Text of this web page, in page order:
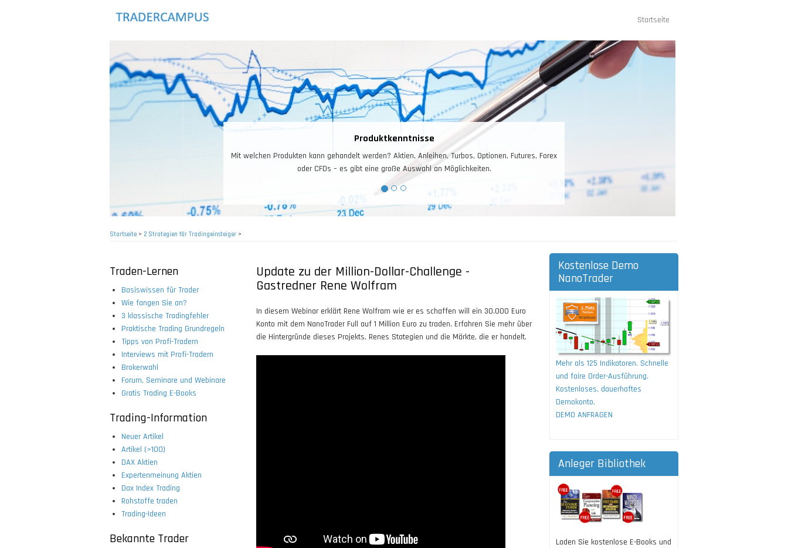
Startseite
Produktkenntnisse
Mit welchen Produkten kann gehandelt werden? Aktien, Anleihen, Turbos, Optionen, Futures, Forex
oder CFDs – es gibt eine große Auswahl an Möglichkeiten.
Startseite> 2 Strategien für Tradingeinsteiger >
Traden-Lernen
Basiswissen für Trader
Wie fangen Sie an?
3 klassische Tradingfehler
Praktische Trading Grundregeln
Tipps von Profi-Tradern
Interviews mit Profi-Tradern
Brokerwahl
Forum, Seminare und Webinare
Gratis Trading E-Books
Trading-Information
Neuer Artikel
Artikel (>100)
DAX Aktien
Expertenmeinung Aktien
Dax Index Trading
Rohstoffe traden
Trading-Ideen
Bekannte Trader
Update zu der Million-Dollar-Challenge -
Gastredner Rene Wolfram
In diesem Webinar erklärt Rene Wolfram wie er es schaffen will ein 30.000 Euro
Konto mit dem NanoTrader Full auf 1 Million Euro zu traden. Erfahren Sie mehr über
die Hintergründe dieses Projekts, Renes Stategien und die Märkte, die er handelt.
Kostenlose Demo
NanoTrader
Mehr als 125 Indikatoren. Schnelle
und faire Order-Ausführung.
Kostenloses, dauerhaftes
Demokonto.
DEMO ANFRAGEN
Anleger Bibliothek
Laden Sie kostenlose E-Books und